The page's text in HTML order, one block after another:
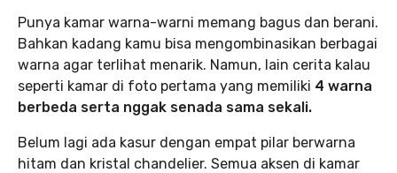
Punya kamar warna-warni memang bagus dan berani.
Bahkan kadang kamu bisa mengombinasikan berbagai
warna agar terlihat menarik. Namun, lain cerita kalau
seperti kamar di foto pertama yang memiliki 4 warna
berbeda serta nggak senada sama sekali.
Belum lagi ada kasur dengan empat pilar berwarna
hitam dan kristal chandelier. Semua aksen di kamar